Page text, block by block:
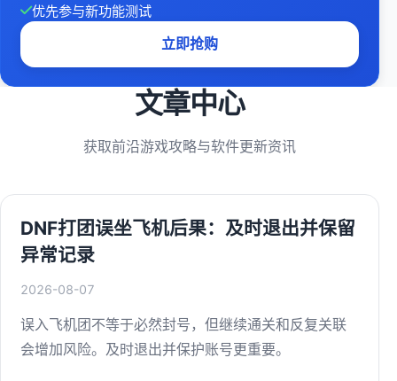
优先参与新功能测试
立即抢购
文章中心
获取前沿游戏攻略与软件更新资讯
DNF打团误坐飞机后果：及时退出并保留
异常记录
2026-08-07
误入飞机团不等于必然封号，但继续通关和反复关联
会增加风险。及时退出并保护账号更重要。